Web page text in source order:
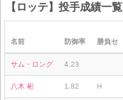
【ロッテ】投手成績一覧
名前 防御率 勝負セ
サム・ロング 4.23
八木 彬 1.82 H